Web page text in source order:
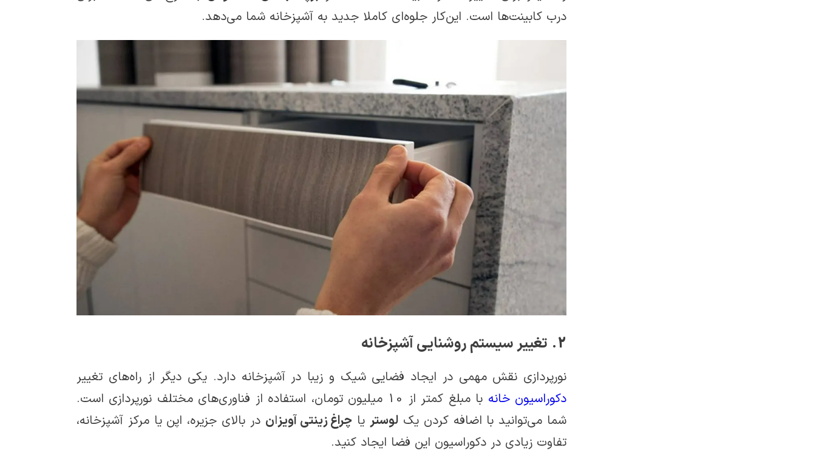
درب کابینت‌ها است. این‌کار جلوه‌ای کاملا جدید به آشپزخانه شما می‌دهد.
2. تغییر سیستم روشنایی آشپزخانه
نورپردازی نقش مهمی در ایجاد فضایی شیک و زیبا در آشپزخانه دارد. یکی دیگر از راه‌های تغییر
دکوراسیون خانه
با مبلغ کمتر از 10 میلیون تومان، استفاده از فناوری‌های مختلف نورپردازی است.
شما می‌توانید با اضافه کردن یک لوستریا چراغ زینتی آویزان در بالای جزیره، اپن یا مرکز آشپزخانه،
تفاوت زیادی در دکوراسیون این فضا ایجاد کنید.